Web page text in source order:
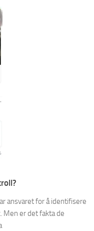
ansvaret for å identifisere
Men er det fakta de